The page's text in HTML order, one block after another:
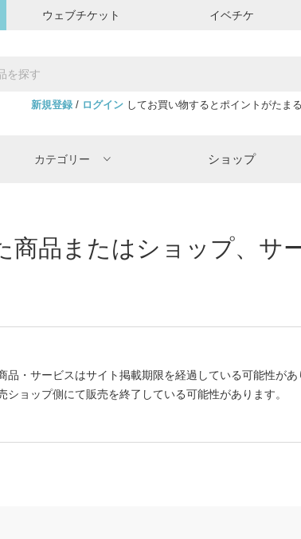
ウェブチケット イベチケ
新規登録/ ログインしてお買い物するとポイントがたまる
カテゴリー ショップ
商品またはショップ、サ
品・サービスはサイト掲載期限を経過している可能性があ
ショップ側にて販売を終了している可能性があります。